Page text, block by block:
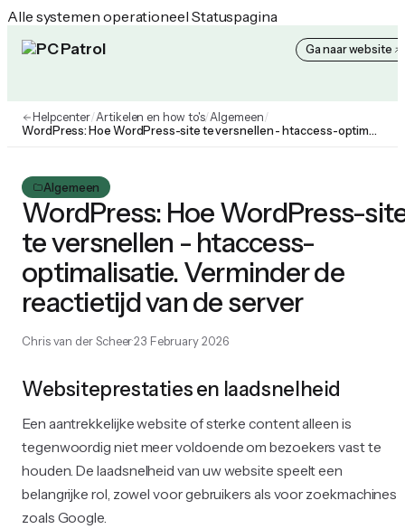
Alle systemen operationeel Statuspagina
PC Patrol Helpcenter Ga naar website
Helpcenter/Artikelen en how to's/Algemeen/
WordPress: Hoe WordPress-site te versnellen - htaccess-optimalisatie. Verminder de reactietijd van de server
Algemeen
WordPress: Hoe WordPress-
te versnellen - htaccess-
optimalisatie. Verminder de
reactietijd van de server
Chris van der Scheer23 February 2026
Websiteprestaties en laadsnelheid
Een aantrekkelijke website of sterke content alleen is
tegenwoordig niet meer voldoende om bezoekers vast te
houden. De laadsnelheid van uw website speelt een
belangrijke rol, zowel voor gebruikers als voor zoekmachines
zoals Google.